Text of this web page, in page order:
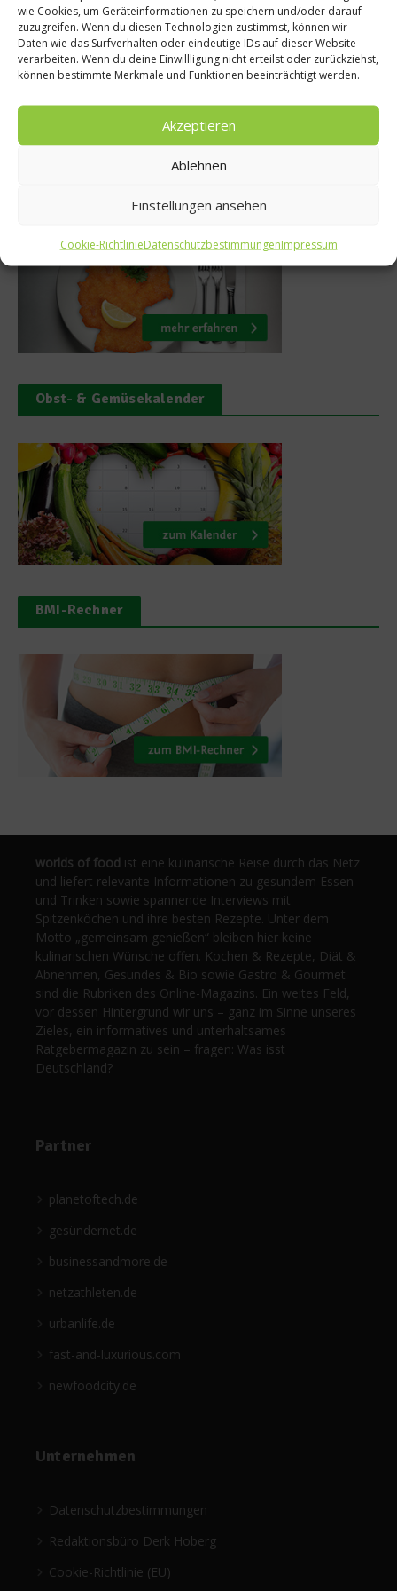
wie Cookies, um Geräteinformationen zu speichern und/oder darauf
zuzugreifen. Wenn du diesen Technologien zustimmst, können wir
Daten wie das Surfverhalten oder eindeutige IDs auf dieser Website
verarbeiten. Wenn du deine Einwillligung nicht erteilst oder zurückziehst,
können bestimmte Merkmale und Funktionen beeinträchtigt werden.
Akzeptieren
Ablehnen
Einstellungen ansehen
Cookie-RichtlinieDatenschutzbestimmungenImpressum
ohne
– so klappt‘s!
Falafel
Obst- & Gemüsekalender
BMI-Rechner
worlds of food ist eine kulinarische Reise durch das Netz
und liefert relevante Informationen zu gesundem Essen
und Trinken sowie spannende Interviews mit
Spitzenköchen und ihre besten Rezepte. Unter dem
Motto „gemeinsam genießen“ bleiben hier keine
kulinarischen Wünsche offen. Kochen & Rezepte, Diät &
Abnehmen, Gesundes & Bio sowie Gastro & Gourmet
sind die Rubriken des Online-Magazins. Ein weites Feld,
vor dessen Hintergrund wir uns – ganz im Sinne unseres
Zieles, ein informatives und unterhaltsames
Ratgebermagazin zu sein – fragen: Was isst
Deutschland?
Partner
planetoftech.de
gesündernet.de
businessandmore.de
netzathleten.de
urbanlife.de
fast-and-luxurious.com
newfoodcity.de
Unternehmen
Datenschutzbestimmungen
Redaktionsbüro Derk Hoberg
Cookie-Richtlinie (EU)